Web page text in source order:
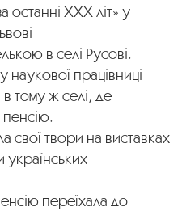
останні ХХХ літ» у
в селі Русові.
працівниці
тому ж селі, де
твори на виставках
українських
переїхала до